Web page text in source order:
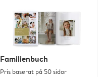
Familienbuch
Pris baserat på 50 sidor